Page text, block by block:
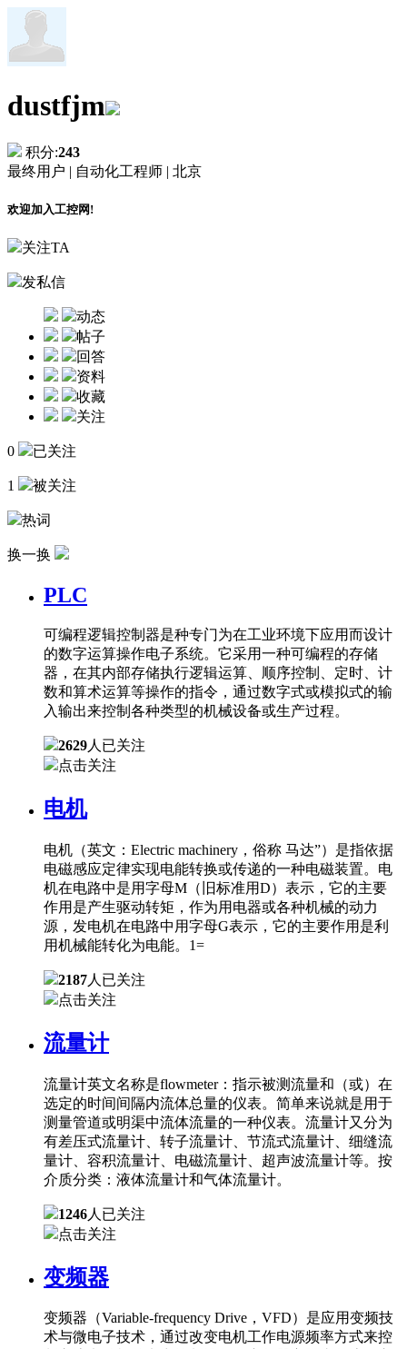
dustfjm
积分:243
最终用户 | 自动化工程师 | 北京
欢迎加入工控网!
关注TA
发私信
动态
帖子
回答
资料
收藏
关注
0 已关注
1 被关注
热词
换一换
PLC
可编程逻辑控制器是种专门为在工业环境下应用而设计
的数字运算操作电子系统。它采用一种可编程的存储
器，在其内部存储执行逻辑运算、顺序控制、定时、计
数和算术运算等操作的指令，通过数字式或模拟式的输
入输出来控制各种类型的机械设备或生产过程。
2629人已关注
点击关注
电机
电机（英文：Electric machinery，俗称 马达”）是指依据
电磁感应定律实现电能转换或传递的一种电磁装置。电
机在电路中是用字母M（旧标准用D）表示，它的主要
作用是产生驱动转矩，作为用电器或各种机械的动力
源，发电机在电路中用字母G表示，它的主要作用是利
用机械能转化为电能。1=
2187人已关注
点击关注
流量计
流量计英文名称是flowmeter：指示被测流量和（或）在
选定的时间间隔内流体总量的仪表。简单来说就是用于
测量管道或明渠中流体流量的一种仪表。流量计又分为
有差压式流量计、转子流量计、节流式流量计、细缝流
量计、容积流量计、电磁流量计、超声波流量计等。按
介质分类：液体流量计和气体流量计。
1246人已关注
点击关注
变频器
变频器（Variable-frequency Drive，VFD）是应用变频技
术与微电子技术，通过改变电机工作电源频率方式来控